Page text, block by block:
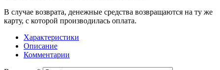
В случае возврата, денежные средства возвращаются на ту же
карту, с которой производилась оплата.
Характеристики
Описание
Комментарии